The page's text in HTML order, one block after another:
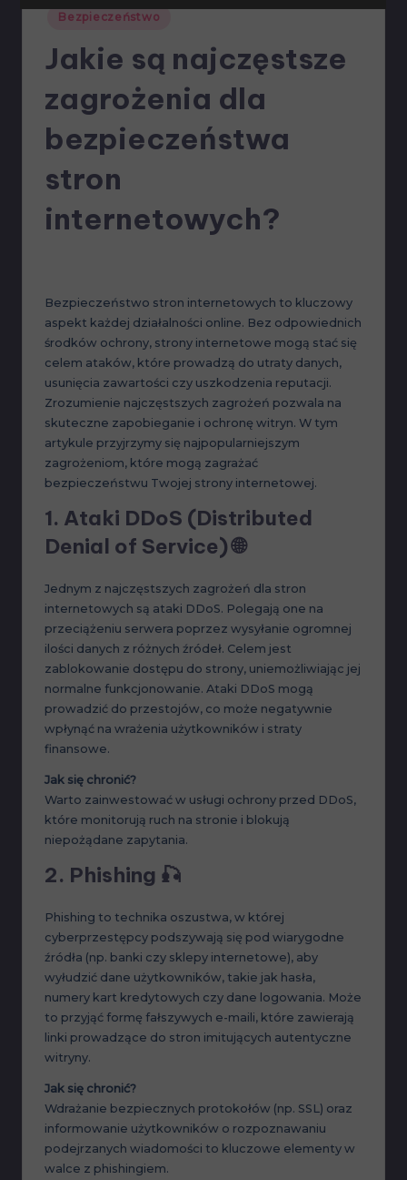
PostedBezpieczeństwo
Jakie są najczęstsze
zagrożenia dla
bezpieczeństwa
stron
internetowych?
Bezpieczeństwo stron internetowych to kluczowy
aspekt każdej działalności online. Bez odpowiednich
środków ochrony, strony internetowe mogą stać się
celem ataków, które prowadzą do utraty danych,
usunięcia zawartości czy uszkodzenia reputacji.
Zrozumienie najczęstszych zagrożeń pozwala na
skuteczne zapobieganie i ochronę witryn. W tym
artykule przyjrzymy się najpopularniejszym
zagrożeniom, które mogą zagrażać
bezpieczeństwu Twojej strony internetowej.
1. Ataki DDoS (Distributed
Denial of Service)🌐
Jednym z najczęstszych zagrożeń dla stron
internetowych są ataki DDoS. Polegają one na
przeciążeniu serwera poprzez wysyłanie ogromnej
ilości danych z różnych źródeł. Celem jest
zablokowanie dostępu do strony, uniemożliwiając jej
normalne funkcjonowanie. Ataki DDoS mogą
prowadzić do przestojów, co może negatywnie
wpłynąć na wrażenia użytkowników i straty
finansowe.
Jak się chronić?
Warto zainwestować w usługi ochrony przed DDoS,
które monitorują ruch na stronie i blokują
niepożądane zapytania.
2. Phishing 🎣
Phishing to technika oszustwa, w której
cyberprzestępcy podszywają się pod wiarygodne
źródła (np. banki czy sklepy internetowe), aby
wyłudzić dane użytkowników, takie jak hasła,
numery kart kredytowych czy dane logowania. Może
to przyjąć formę fałszywych e-maili, które zawierają
linki prowadzące do stron imitujących autentyczne
witryny.
Jak się chronić?
Wdrażanie bezpiecznych protokołów (np. SSL) oraz
informowanie użytkowników o rozpoznawaniu
podejrzanych wiadomości to kluczowe elementy w
walce z phishingiem.